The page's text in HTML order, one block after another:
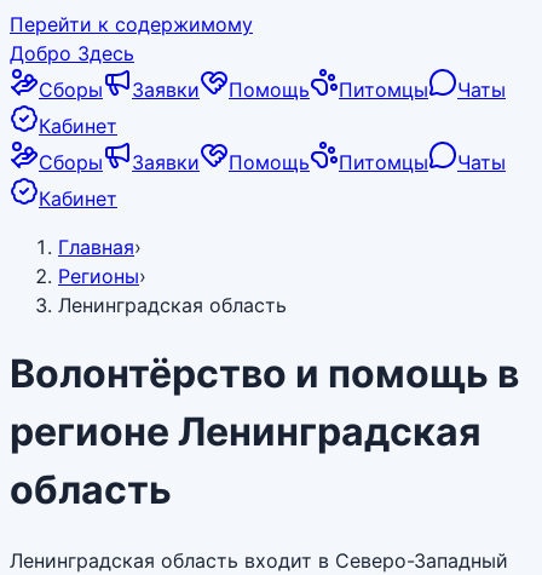
Перейти к содержимому
Добро Здесь
Сборы
Заявки Помощь Питомцы
Чаты
Кабинет
Сборы
Заявки Помощь Питомцы
Чаты
Кабинет
Главная›
Регионы›
Ленинградская область
Волонтёрство и помощь в
регионе Ленинградская
область
Ленинградская область входит в Северо-Западный